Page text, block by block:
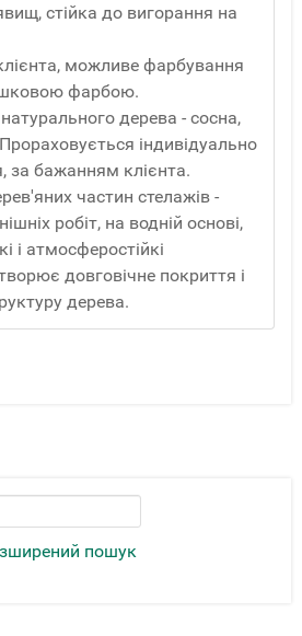
пошук
стійка до вигорання на
можливе фарбування
фарбою.
дерева - сосна,
індивідуально
за бажанням клієнта.
частин стелажів -
робіт, на водній основі,
і атмосферостійкі
довговічне покриття і
дерева.